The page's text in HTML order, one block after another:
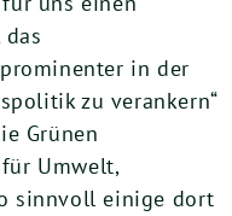
in der
zu verankern“
Grünen
Umwelt,
sinnvoll einige dort